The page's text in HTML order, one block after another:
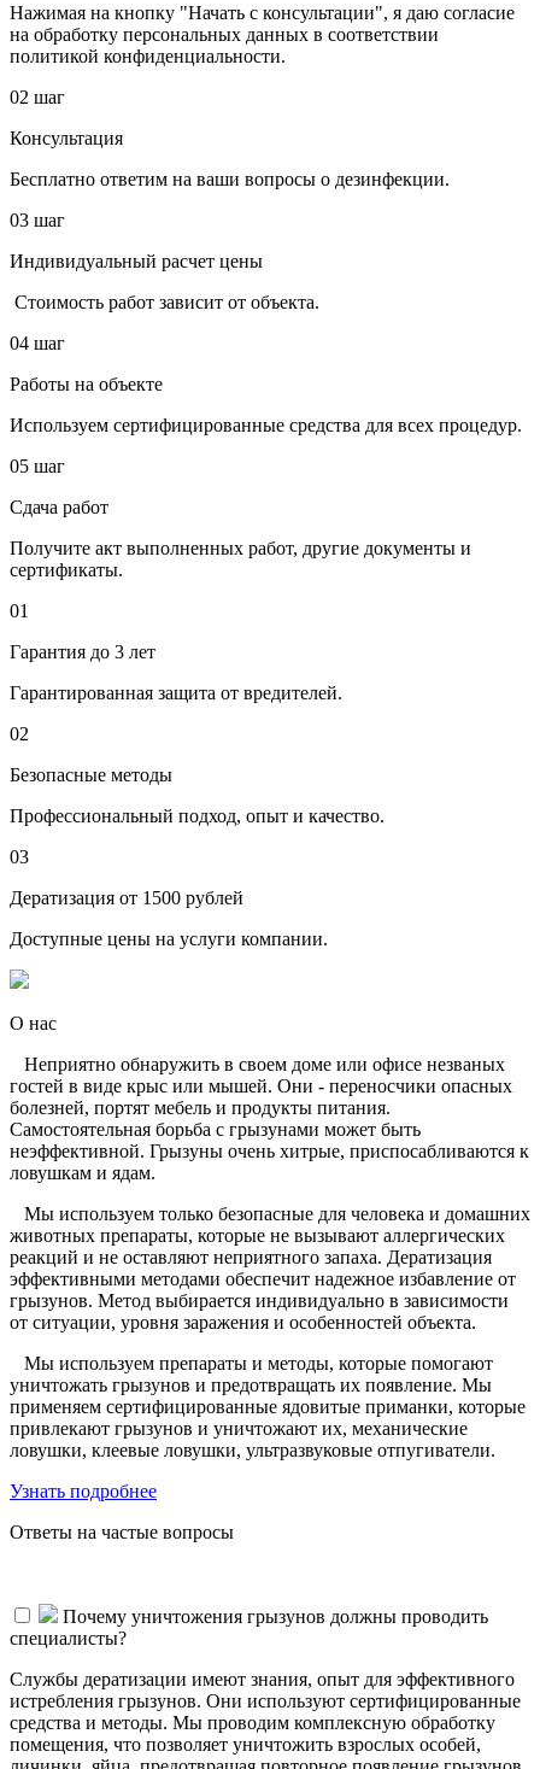
Нажимая на кнопку "Начать с консультации", я даю согласие
на обработку персональных данных в соответствии
политикой конфиденциальности.
02 шаг
Консультация
Бесплатно ответим на ваши вопросы о дезинфекции.
03 шаг
Индивидуальный расчет цены
Стоимость работ зависит от объекта.
04 шаг
Работы на объекте
Используем сертифицированные средства для всех процедур.
05 шаг
Сдача работ
Получите акт выполненных работ, другие документы и
сертификаты.
01
Гарантия до 3 лет
Гарантированная защита от вредителей.
02
Безопасные методы
Профессиональный подход, опыт и качество.
03
Дератизация от 1500 рублей
Доступные цены на услуги компании.
О нас
Неприятно обнаружить в своем доме или офисе незваных
гостей в виде крыс или мышей. Они - переносчики опасных
болезней, портят мебель и продукты питания.
Самостоятельная борьба с грызунами может быть
неэффективной. Грызуны очень хитрые, приспосабливаются к
ловушкам и ядам.
Мы используем только безопасные для человека и домашних
животных препараты, которые не вызывают аллергических
реакций и не оставляют неприятного запаха. Дератизация
эффективными методами обеспечит надежное избавление от
грызунов. Метод выбирается индивидуально в зависимости
от ситуации, уровня заражения и особенностей объекта.
Мы используем препараты и методы, которые помогают
уничтожать грызунов и предотвращать их появление. Мы
применяем сертифицированные ядовитые приманки, которые
привлекают грызунов и уничтожают их, механические
ловушки, клеевые ловушки, ультразвуковые отпугиватели.
Узнать подробнее
Ответы на частые вопросы
Почему уничтожения грызунов должны проводить
специалисты?
Службы дератизации имеют знания, опыт для эффективного
истребления грызунов. Они используют сертифицированные
средства и методы. Мы проводим комплексную обработку
помещения, что позволяет уничтожить взрослых особей,